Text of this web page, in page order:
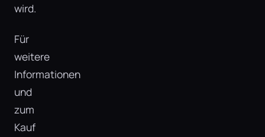
wird.
Für
weitere
Informationen
und
zum
Kauf